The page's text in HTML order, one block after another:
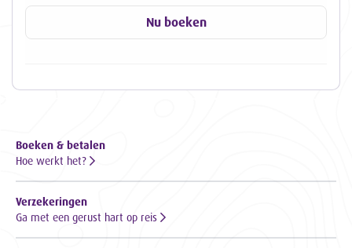
Nu boeken
Boeken & betalen
Hoe werkt het?
Verzekeringen
Ga met een gerust hart op reis